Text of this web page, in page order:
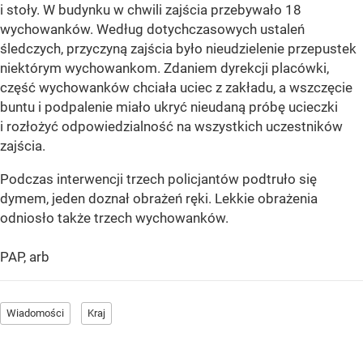
i stoły. W budynku w chwili zajścia przebywało 18
wychowanków. Według dotychczasowych ustaleń
śledczych, przyczyną zajścia było nieudzielenie przepustek
niektórym wychowankom. Zdaniem dyrekcji placówki,
część wychowanków chciała uciec z zakładu, a wszczęcie
buntu i podpalenie miało ukryć nieudaną próbę ucieczki
i rozłożyć odpowiedzialność na wszystkich uczestników
zajścia.
Podczas interwencji trzech policjantów podtruło się
dymem, jeden doznał obrażeń ręki. Lekkie obrażenia
odniosło także trzech wychowanków.
PAP, arb
Wiadomości Kraj